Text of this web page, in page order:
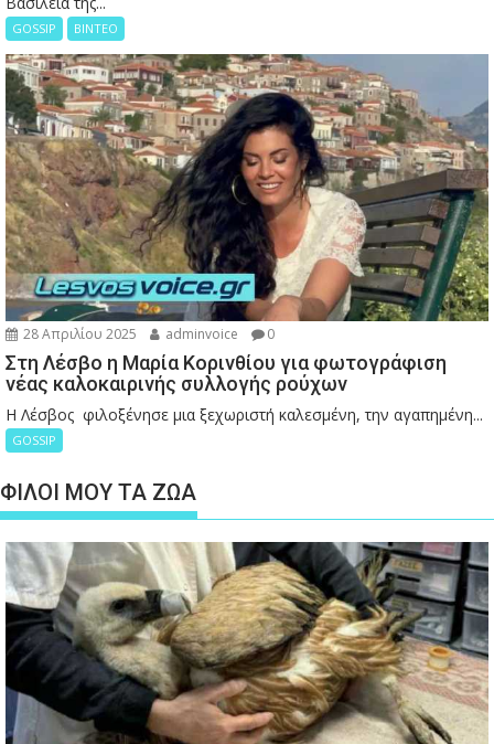
GOSSIP ΒΙΝΤΕΟ
28 Απριλίου 2025 adminvoice 0
Στη Λέσβο η Μαρία Κορινθίου για φωτογράφιση
νέας καλοκαιρινής συλλογής ρούχων
Η Λέσβος φιλοξένησε μια ξεχωριστή καλεσμένη, την αγαπημένη...
GOSSIP
ΦΙΛΟΙ ΜΟΥ ΤΑ ΖΩΑ